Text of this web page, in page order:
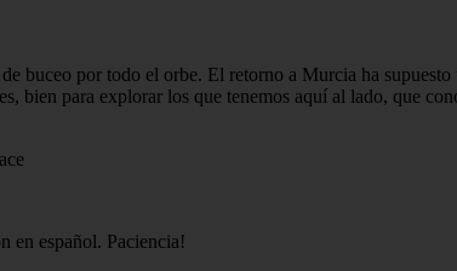
buceo por todo el orbe. El retorno a Murcia ha
bien para explorar los que tenemos aquí al lado, que
en español. Paciencia!